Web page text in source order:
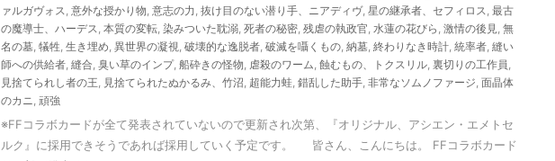
ァルガヴォス, 意外な授かり物, 意志の力, 抜け目のない潜り手、ニアディヴ, 星の継承者、セフィロス, 最古
の魔導士、ハーデス, 本質の変転, 染みついた耽溺, 死者の秘密, 残虐の執政官, 水蓮の花びら , 激情の後見, 無
名の墓, 犠牲, 生き埋め, 異世界の凝視, 破壊的な逸脱者, 破滅を囁くもの, 納墓, 終わりなき時計, 統率者, 縫い
師への供給者, 縫合, 臭い草のインプ, 船砕きの怪物, 虐殺のワーム, 蝕むもの、トクスリル, 裏切りの工作員,
見捨てられし者の王, 見捨てられたぬかるみ、竹沼, 超能力蛙, 錯乱した助手, 非常なソムノファージ, 面晶体
のカニ, 頑強
※FFコラボカードが全て発表されていないので更新され次第、『オリジナル、アシエン・エメトセ
ルク』に採用できそうであれば採用していく予定です。 皆さん、こんにちは。 FFコラボカード